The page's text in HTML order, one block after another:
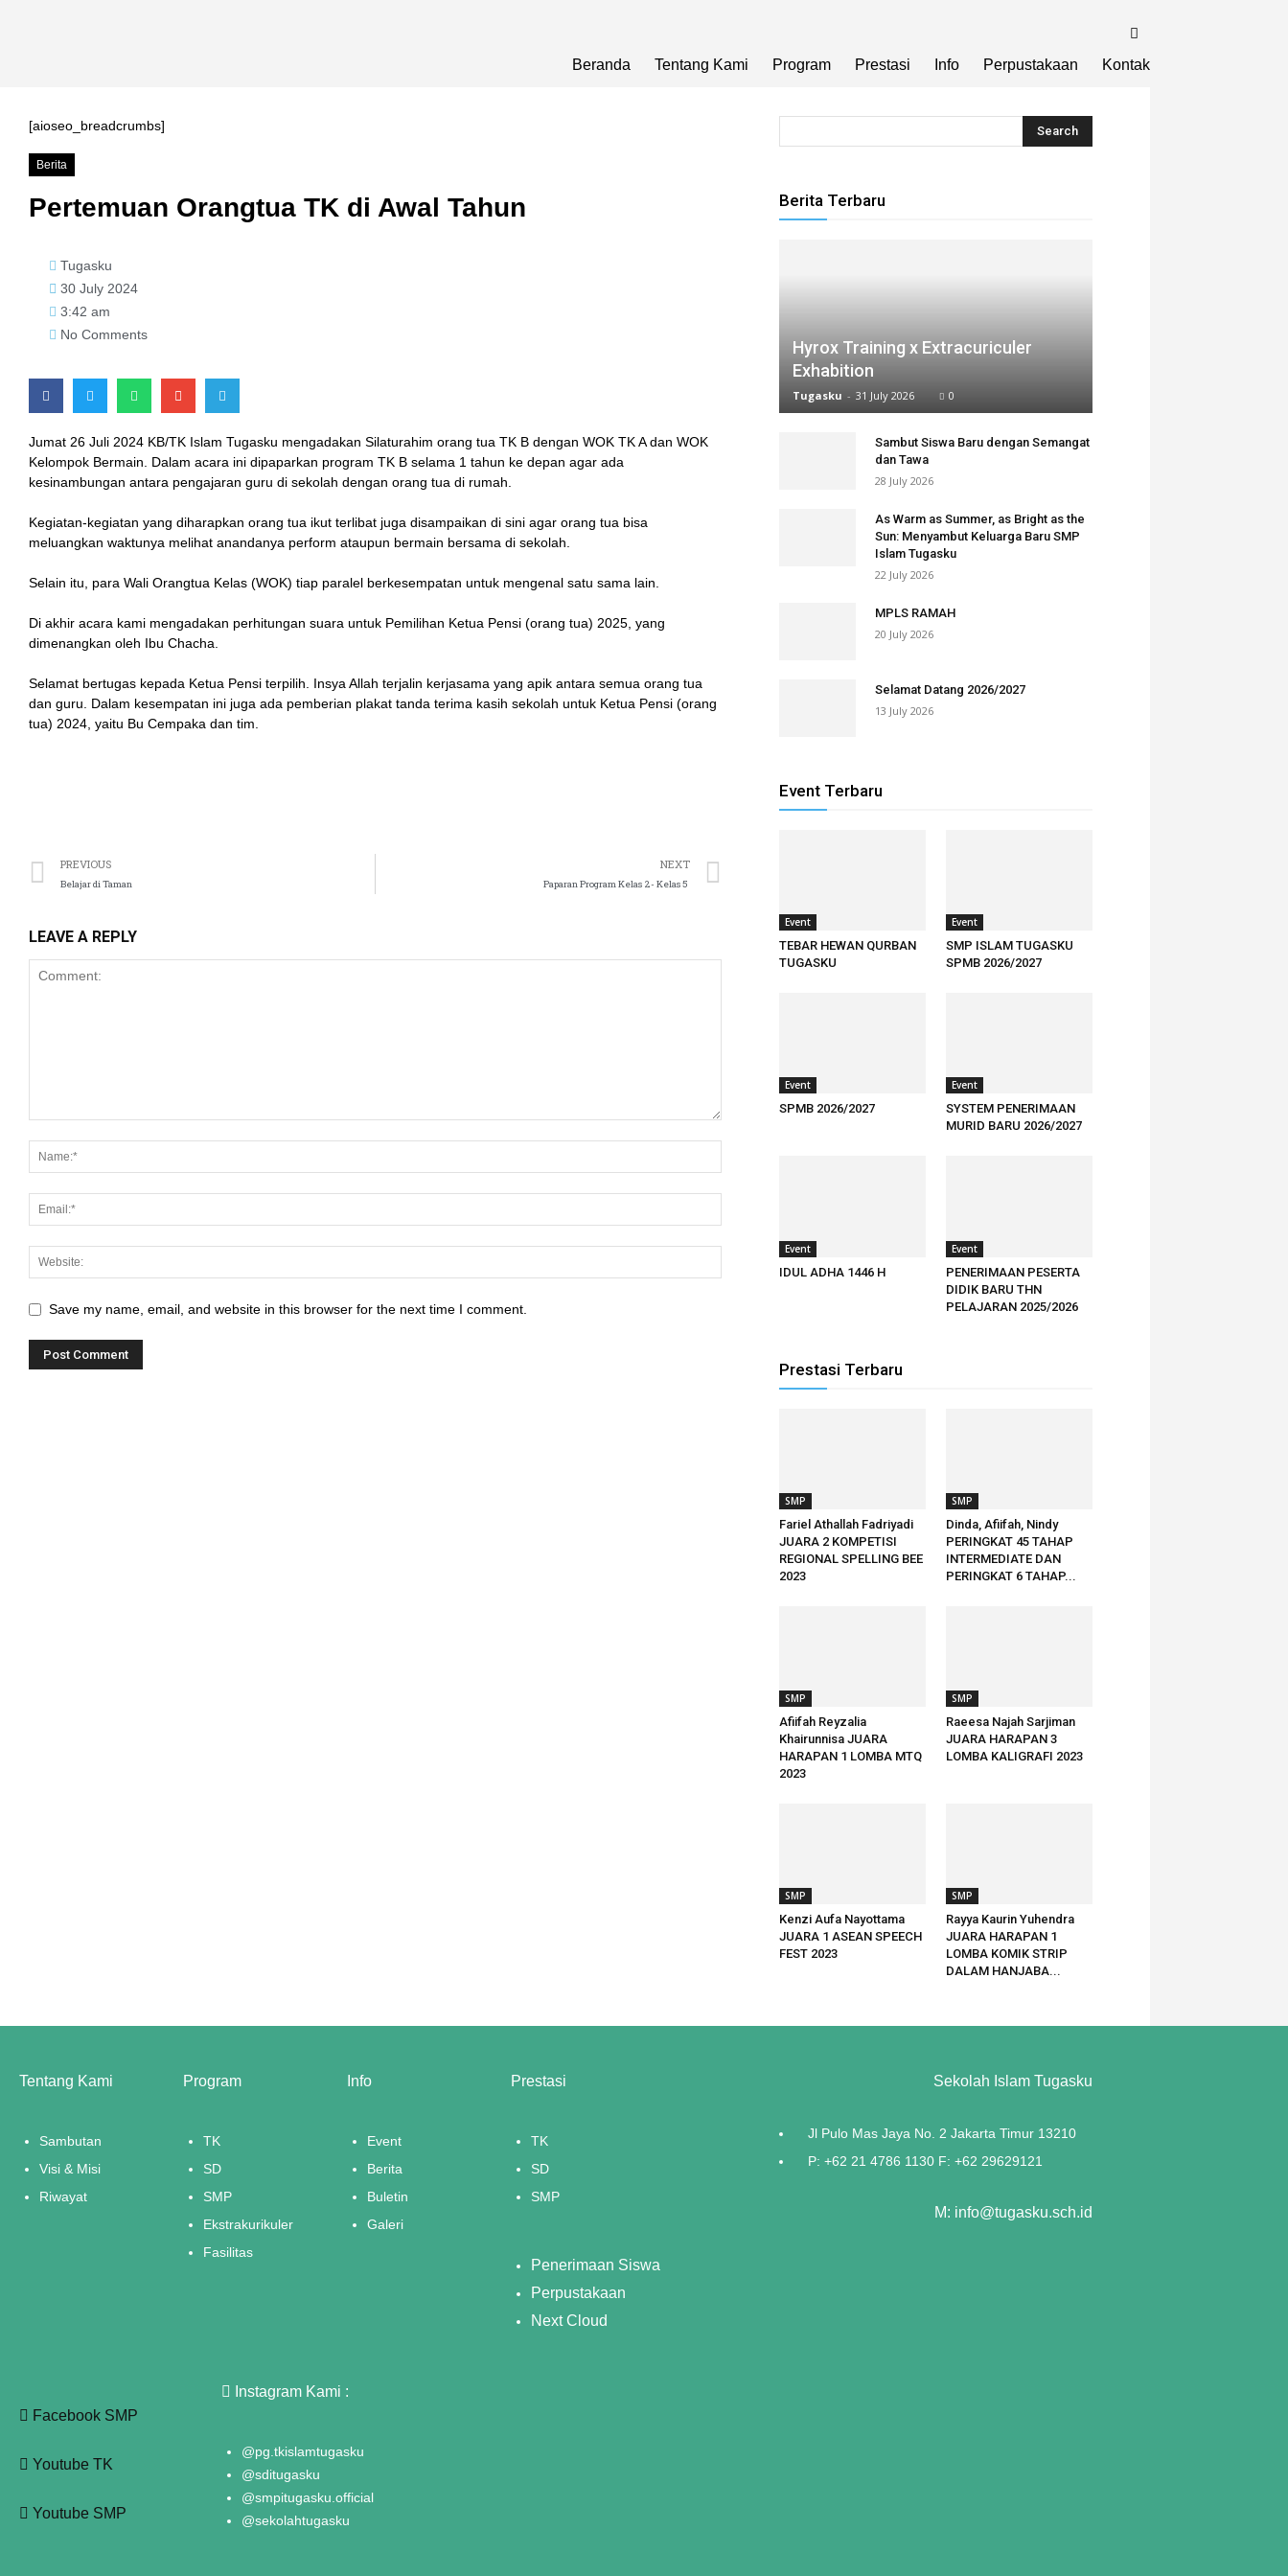
Beranda Tentang Kami Program Prestasi Info Perpustakaan Kontak
[aioseo_breadcrumbs]
Berita
Pertemuan Orangtua TK di Awal Tahun
Tugasku
30 July 2024
3:42 am
No Comments
Jumat 26 Juli 2024 KB/TK Islam Tugasku mengadakan Silaturahim orang tua TK B dengan WOK TK A dan WOK
Kelompok Bermain. Dalam acara ini dipaparkan program TK B selama 1 tahun ke depan agar ada
kesinambungan antara pengajaran guru di sekolah dengan orang tua di rumah.
Kegiatan-kegiatan yang diharapkan orang tua ikut terlibat juga disampaikan di sini agar orang tua bisa
meluangkan waktunya melihat anandanya perform ataupun bermain bersama di sekolah.
Selain itu, para Wali Orangtua Kelas (WOK) tiap paralel berkesempatan untuk mengenal satu sama lain.
Di akhir acara kami mengadakan perhitungan suara untuk Pemilihan Ketua Pensi (orang tua) 2025, yang
dimenangkan oleh Ibu Chacha.
Selamat bertugas kepada Ketua Pensi terpilih. Insya Allah terjalin kerjasama yang apik antara semua orang tua
dan guru. Dalam kesempatan ini juga ada pemberian plakat tanda terima kasih sekolah untuk Ketua Pensi (orang
tua) 2024, yaitu Bu Cempaka dan tim.
PREVIOUS
Belajar di Taman
NEXT
Paparan Program Kelas 2- Kelas 5
LEAVE A REPLY
Save my name, email, and website in this browser for the next time I comment.
Berita Terbaru
Hyrox Training x Extracuriculer
Exhabition
Tugasku - 31 July 2026 0
Sambut Siswa Baru dengan Semangat
dan Tawa
28 July 2026
As Warm as Summer, as Bright as the
Sun: Menyambut Keluarga Baru SMP
Islam Tugasku
22 July 2026
MPLS RAMAH
20 July 2026
Selamat Datang 2026/2027
13 July 2026
Event Terbaru
Event
TEBAR HEWAN QURBAN
TUGASKU
Event
SMP ISLAM TUGASKU
SPMB 2026/2027
Event
SPMB 2026/2027
Event
SYSTEM PENERIMAAN
MURID BARU 2026/2027
Event
IDUL ADHA 1446 H
Event
PENERIMAAN PESERTA
DIDIK BARU THN
PELAJARAN 2025/2026
Prestasi Terbaru
SMP
Fariel Athallah Fadriyadi
JUARA 2 KOMPETISI
REGIONAL SPELLING BEE
2023
SMP
Dinda, Afiifah, Nindy
PERINGKAT 45 TAHAP
INTERMEDIATE DAN
PERINGKAT 6 TAHAP...
SMP
Afiifah Reyzalia
Khairunnisa JUARA
HARAPAN 1 LOMBA MTQ
2023
SMP
Raeesa Najah Sarjiman
JUARA HARAPAN 3
LOMBA KALIGRAFI 2023
SMP
Kenzi Aufa Nayottama
JUARA 1 ASEAN SPEECH
FEST 2023
SMP
Rayya Kaurin Yuhendra
JUARA HARAPAN 1
LOMBA KOMIK STRIP
DALAM HANJABA...
Tentang Kami
Sambutan
Visi & Misi
Riwayat
Program
TK
SD
SMP
Ekstrakurikuler
Fasilitas
Info
Event
Berita
Buletin
Galeri
Prestasi
TK
SD
SMP
Penerimaan Siswa
Perpustakaan
Next Cloud
Sekolah Islam Tugasku
Jl Pulo Mas Jaya No. 2 Jakarta Timur 13210
P: +62 21 4786 1130 F: +62 29629121
M: info@tugasku.sch.id
Facebook SMP
Youtube TK
Youtube SMP
Instagram Kami :
@pg.tkislamtugasku
@sditugasku
@smpitugasku.official
@sekolahtugasku